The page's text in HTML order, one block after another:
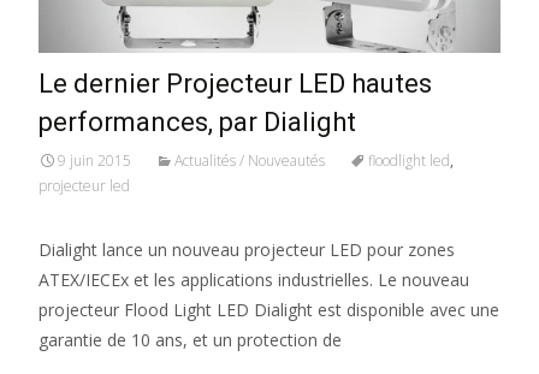
Le dernier Projecteur LED hautes
performances, par Dialight
9 juin 2015 Actualités / Nouveautés floodlight led,
projecteur led
Dialight lance un nouveau projecteur LED pour zones
ATEX/IECEx et les applications industrielles. Le nouveau
projecteur Flood Light LED Dialight est disponible avec une
garantie de 10 ans, et un protection de